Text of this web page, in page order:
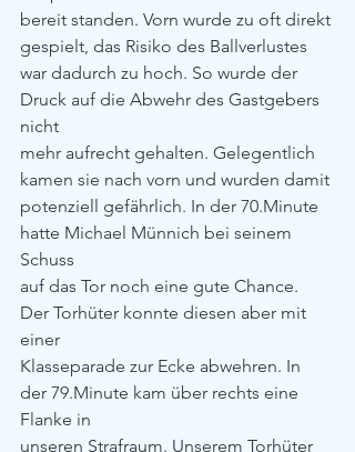
bereit standen. Vorn wurde zu oft direkt
gespielt, das Risiko des Ballverlustes
war dadurch zu hoch. So wurde der
Druck auf die Abwehr des Gastgebers
nicht
mehr aufrecht gehalten. Gelegentlich
kamen sie nach vorn und wurden damit
potenziell gefährlich. In der 70.Minute
hatte Michael Münnich bei seinem
Schuss
auf das Tor noch eine gute Chance.
Der Torhüter konnte diesen aber mit
einer
Klasseparade zur Ecke abwehren. In
der 79.Minute kam über rechts eine
Flanke in
unseren Strafraum. Unserem Torhüter